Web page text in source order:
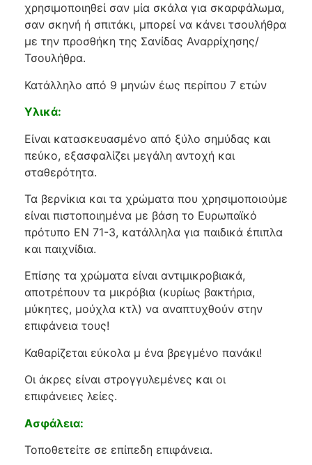
χρησιμοποιηθεί σαν μία σκάλα για σκαρφάλωμα,
σαν σκηνή ή σπιτάκι, μπορεί να κάνει τσουλήθρα
με την προσθήκη της Σανίδας Αναρρίχησης/
Τσουλήθρα.
Κατάλληλο από 9 μηνών έως περίπου 7 ετών
Υλικά:
Είναι κατασκευασμένο από ξύλο σημύδας και
πεύκο, εξασφαλίζει μεγάλη αντοχή και
σταθερότητα.
Τα βερνίκια και τα χρώματα που χρησιμοποιούμε
είναι πιστοποιημένα με βάση το Ευρωπαϊκό
πρότυπο EN 71-3, κατάλληλα για παιδικά έπιπλα
και παιχνίδια.
Επίσης τα χρώματα είναι αντιμικροβιακά,
αποτρέπουν τα μικρόβια (κυρίως βακτήρια,
μύκητες, μούχλα κτλ) να αναπτυχθούν στην
επιφάνεια τους!
Καθαρίζεται εύκολα μ ένα βρεγμένο πανάκι!
Οι άκρες είναι στρογγυλεμένες και οι
επιφάνειες λείες.
Ασφάλεια:
Τοποθετείτε σε επίπεδη επιφάνεια.